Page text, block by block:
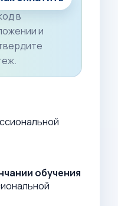
в
и
обучения